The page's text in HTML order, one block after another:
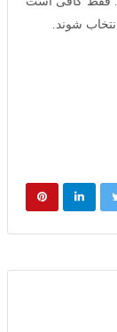
شوند.